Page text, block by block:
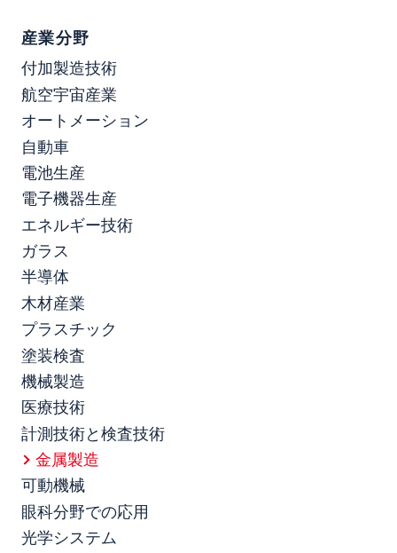
産業分野
付加製造技術
航空宇宙産業
オートメーション
自動車
電池生産
電子機器生産
エネルギー技術
ガラス
半導体
木材産業
プラスチック
塗装検査
機械製造
医療技術
計測技術と検査技術
金属製造
可動機械
眼科分野での応用
光学システム